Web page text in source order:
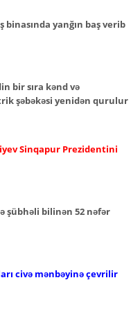
binasında yanğın baş verib
bir sıra kənd və
şəbəkəsi yenidən qurulur
Sinqapur Prezidentini
şübhəli bilinən 52 nəfər
civə mənbəyinə çevrilir